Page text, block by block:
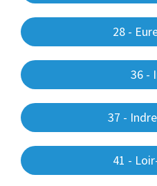
28 -
36 -
37 -
41 -